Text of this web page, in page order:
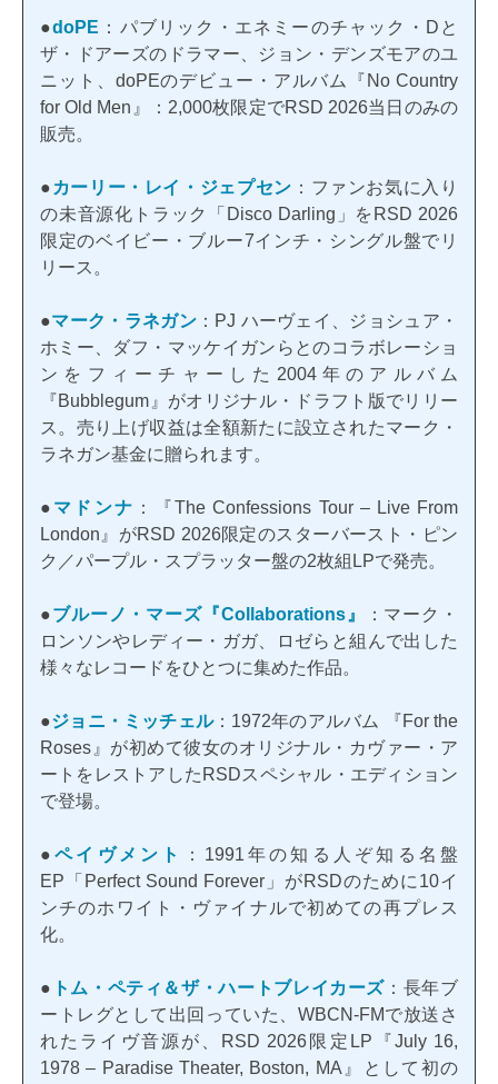
●doPE ：パブリック・エネミーのチャック・Dと
ザ・ドアーズのドラマー、ジョン・デンズモアのユ
ニット、doPEのデビュー・アルバム『No Country
for Old Men』：2,000枚限定でRSD 2026当日のみの
販売。
● カーリー・レイ・ジェプセン ：ファンお気に入り
の未音源化トラック「Disco Darling」をRSD 2026
限定のベイビー・ブルー7インチ・シングル盤でリ
リース。
●マーク・ラネガン：PJ ハーヴェイ、ジョシュア・
ホミー、ダフ・マッケイガンらとのコラボレーショ
ンをフィーチャーした2004年のアルバム
『Bubblegum』がオリジナル・ドラフト版でリリー
ス。売り上げ収益は全額新たに設立されたマーク・
ラネガン基金に贈られます。
● マドンナ ：『The Confessions Tour – Live From
London』がRSD 2026限定のスターバースト・ピン
ク／パープル・スプラッター盤の2枚組LPで発売。
●ブルーノ・マーズ『Collaborations』
：マーク・
ロンソンやレディー・ガガ、ロゼらと組んで出した
様々なレコードをひとつに集めた作品。
●ジョニ・ミッチェル：1972年のアルバム 『For the
Roses』が初めて彼女のオリジナル・カヴァー・ア
ートをレストアしたRSDスペシャル・エディション
で登場。
●ペイヴメント
：1991年の知る人ぞ知る名盤
EP「Perfect Sound Forever」がRSDのために10イ
ンチのホワイト・ヴァイナルで初めての再プレス
化。
● トム・ペティ＆ザ・ハートブレイカーズ ：長年ブ
ートレグとして出回っていた、WBCN-FMで放送さ
れたライヴ音源が、RSD 2026限定LP『July 16,
1978 – Paradise Theater, Boston, MA』として初の